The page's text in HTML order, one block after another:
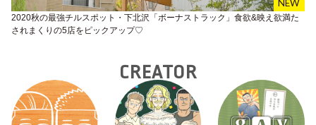
2020秋の最強チルスポット・下北沢「ボーナストラック」食欲&映え欲満た
されまくりの5店をピックアップ♡
CREATOR